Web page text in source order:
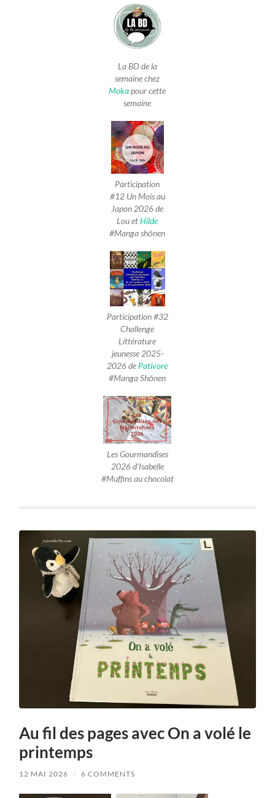
La BD de la
semaine chez
Mokapour cette
semaine
Participation
#12 Un Mois au
Japon 2026 de
Lou etHilde
#Manga shōnen
Participation #32
Challenge
Littérature
jeunesse 2025-
2026 de Pativore
#Manga Shōnen
Les Gourmandises
2026 d’Isabelle
#Muffins au chocolat
Au fil des pages avec On a volé le
printemps
12 MAI 2026 / 6 COMMENTS